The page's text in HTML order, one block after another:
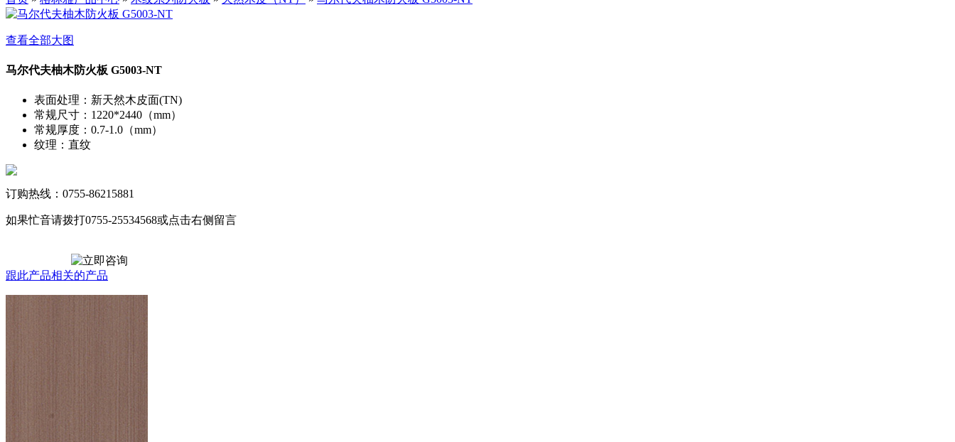
查看全部大图
马尔代夫柚木防火板 G5003-NT
表面处理 ： 新天然木皮面(TN)
常规尺寸 ： 1220*2440（mm）
常规厚度 ： 0.7-1.0（mm）
纹理 ： 直纹
订购热线：0755-86215881
如果忙音请拨打0755-25534568或点击右侧留言
跟此产品相关的产品